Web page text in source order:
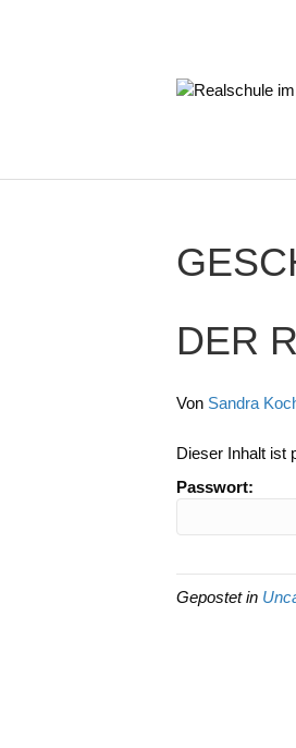
DER
Von Sandra
Dieser Inhalt ist
Passwort:
Gepostet in